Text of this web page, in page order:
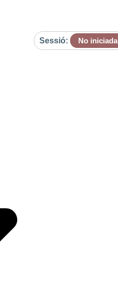
Sessió: No iniciada